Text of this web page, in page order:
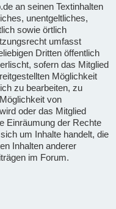
an seinen Textinhalten
unentgeltliches,
sowie örtlich
umfasst
Dritten öffentlich
sofern das Mitglied
Möglichkeit
zu bearbeiten, zu
von
oder das Mitglied
Einräumung der Rechte
um Inhalte handelt, die
Inhalten anderer
im Forum.